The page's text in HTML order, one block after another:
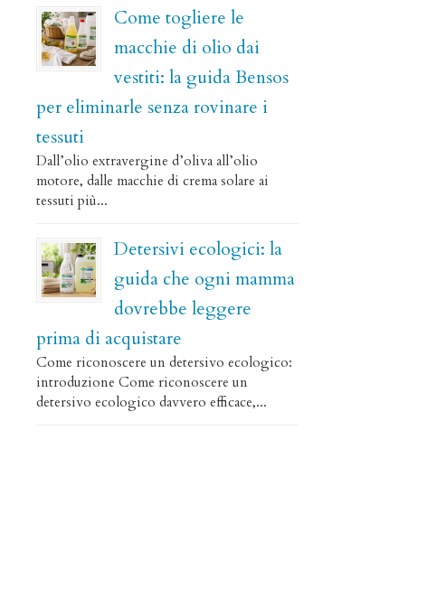
Come togliere le
macchie di olio dai
vestiti: la guida Bensos
per eliminarle senza rovinare i
tessuti
Dall’olio extravergine d’oliva all’olio
motore, dalle macchie di crema solare ai
tessuti più...
Detersivi ecologici: la
guida che ogni mamma
dovrebbe leggere
prima di acquistare
Come riconoscere un detersivo ecologico:
introduzione Come riconoscere un
detersivo ecologico davvero efficace,...